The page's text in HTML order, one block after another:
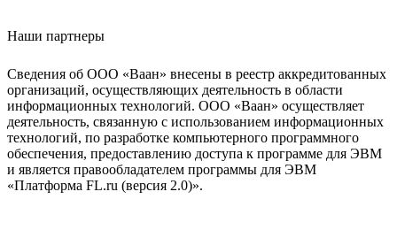
Наши партнеры
Сведения об ООО «Ваан» внесены в реестр аккредитованных
организаций, осуществляющих деятельность в области
информационных технологий. ООО «Ваан» осуществляет
деятельность, связанную с использованием информационных
технологий, по разработке компьютерного программного
обеспечения, предоставлению доступа к программе для ЭВМ
и является правообладателем программы для ЭВМ
«Платформа FL.ru (версия 2.0)».